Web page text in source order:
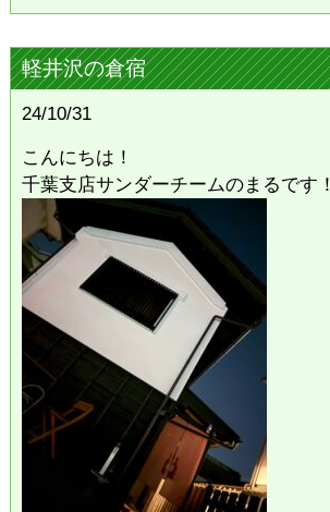
軽井沢の倉宿
24/10/31
こんにちは！
千葉支店サンダーチームのまるです！